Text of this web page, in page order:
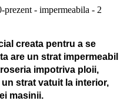
- impermeabila - 2
creata pentru a se
are un strat impermeabil
impotriva ploii,
strat vatuit la interior,
masinii.